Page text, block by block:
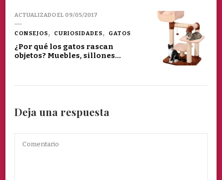
ACTUALIZADO EL 09/05/2017
CONSEJOS CURIOSIDADES GATOS
¿Por qué los gatos rascan
objetos? Muebles, sillones…
Deja una respuesta